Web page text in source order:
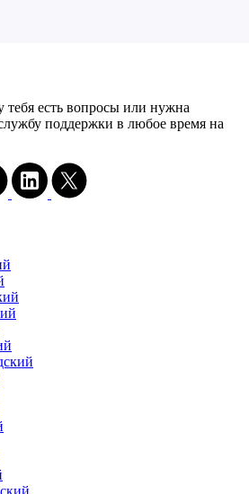
тебя есть вопросы или нужна
поддержки в любое время на